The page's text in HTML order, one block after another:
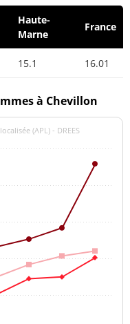
Haute-
Marne
France
15.1 16.01
à Chevillon
(APL) - DREES